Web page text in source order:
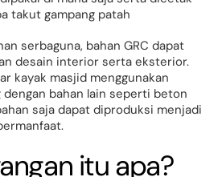
takut gampang patah
serbaguna, bahan GRC dapat
desain interior serta eksterior.
kayak masjid menggunakan
dengan bahan lain seperti beton
saja dapat diproduksi menjadi
itu apa?